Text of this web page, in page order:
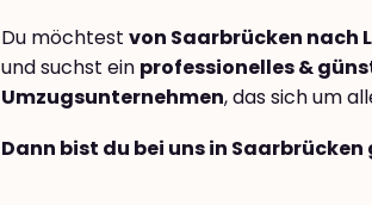
Du möchtest von Saarbrücken nach
und suchst ein professionelles &
Umzugsunternehmen, das sich um
Dann bist du bei uns in